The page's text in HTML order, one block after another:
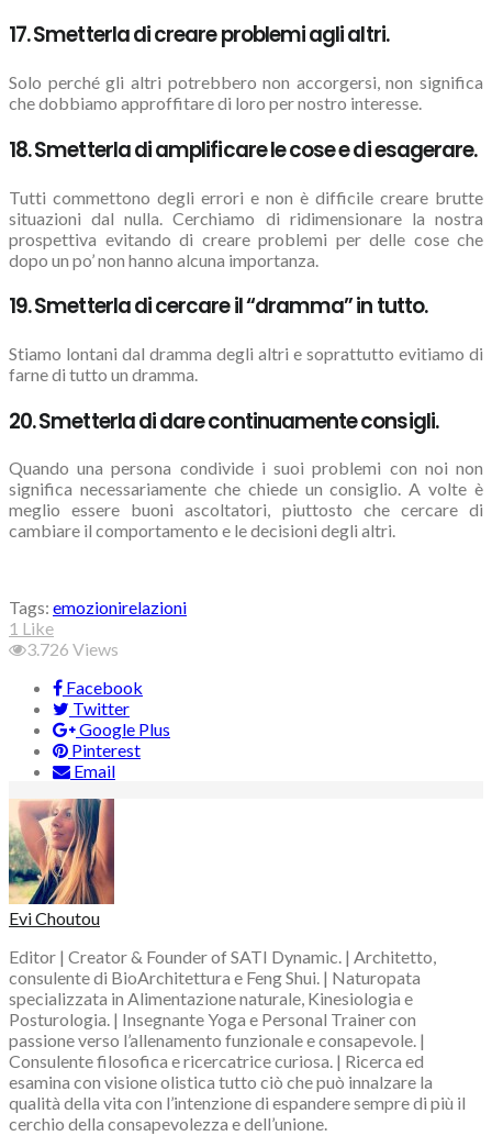
17. Smetterla di creare problemi agli altri.
Solo perché gli altri potrebbero non accorgersi, non significa
che dobbiamo approffitare di loro per nostro interesse.
18. Smetterla di amplificare le cose e di esagerare.
Tutti commettono degli errori e non è difficile creare brutte
situazioni dal nulla. Cerchiamo di ridimensionare la nostra
prospettiva evitando di creare problemi per delle cose che
dopo un po’ non hanno alcuna importanza.
19. Smetterla di cercare il “dramma” in tutto.
Stiamo lontani dal dramma degli altri e soprattutto evitiamo di
farne di tutto un dramma.
20. Smetterla di dare continuamente consigli.
Quando una persona condivide i suoi problemi con noi non
significa necessariamente che chiede un consiglio. A volte è
meglio essere buoni ascoltatori, piuttosto che cercare di
cambiare il comportamento e le decisioni degli altri.
Tags: emozionirelazioni
1 Like
3.726 Views
Facebook
Twitter
Google Plus
Pinterest
Email
Evi Choutou
Editor | Creator & Founder of SATI Dynamic. | Architetto,
consulente di BioArchitettura e Feng Shui. | Naturopata
specializzata in Alimentazione naturale, Kinesiologia e
Posturologia. | Insegnante Yoga e Personal Trainer con
passione verso l’allenamento funzionale e consapevole. |
Consulente filosofica e ricercatrice curiosa. | Ricerca ed
esamina con visione olistica tutto ciò che può innalzare la
qualità della vita con l’intenzione di espandere sempre di più il
cerchio della consapevolezza e dell’unione.